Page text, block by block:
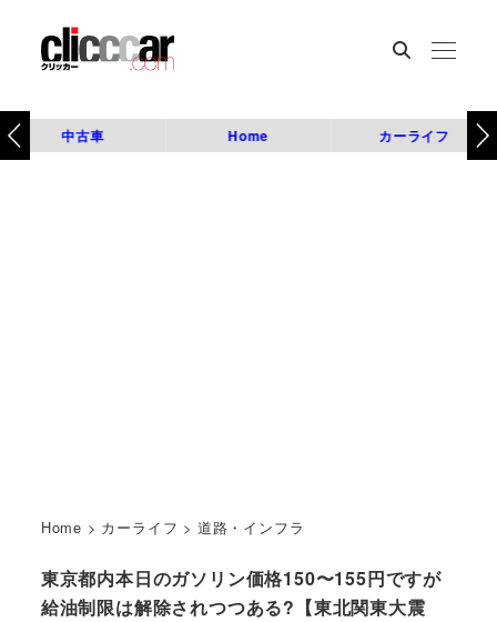
中古車 Home カーライフ
Home > カーライフ > 道路・インフラ
東京都内本日のガソリン価格150〜155円ですが
給油制限は解除されつつある?【東北関東大震